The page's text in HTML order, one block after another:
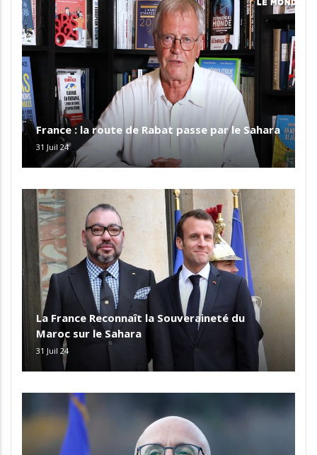
France : la route de Rabat passe par le Sahara
31 Juil 24
La France Reconnaît la Souveraineté du
Maroc sur le Sahara
31 Juil 24